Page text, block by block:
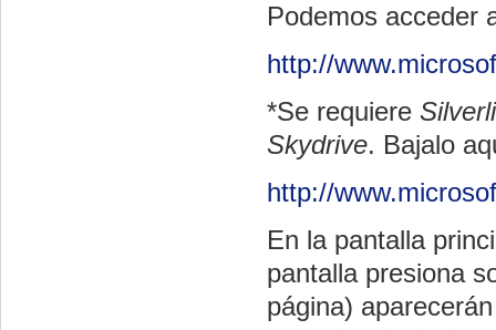
Podemos acceder
http://
*Se requiere
Skydrive. Bajalo
http://
En la pantalla
pantalla presiona
página)